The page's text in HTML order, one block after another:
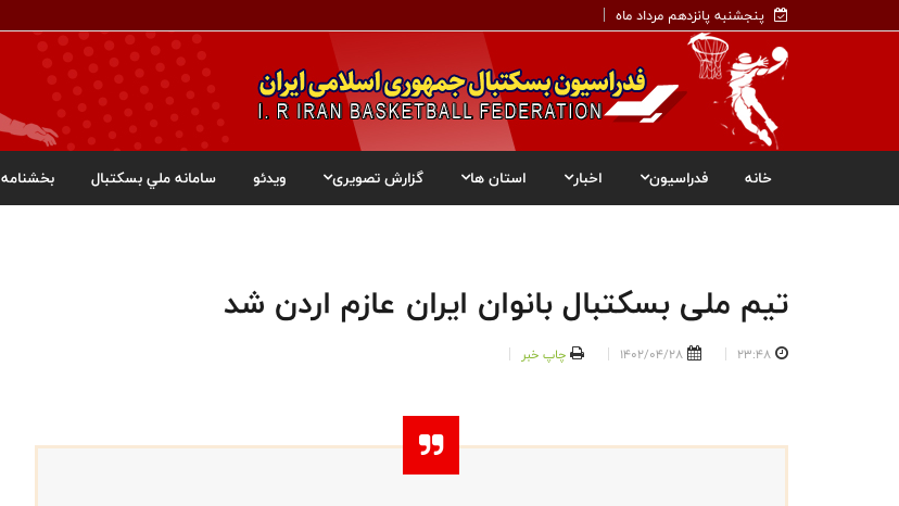
پنجشنبه پانزدهم مرداد ماه
خانه فدراسیون اخبار استان ها گزارش تصویری ویدئو سامانه ملي بسکتبال بخشنامه
تیم ملی بسکتبال بانوان ایران عازم اردن شد
23:48
1402/04/28 چاپ خبر